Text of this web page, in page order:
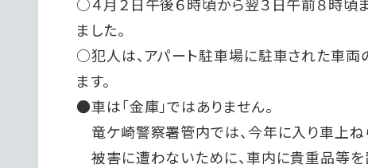
ました。
○犯人は、アパート駐車場に駐車された車両
ます。
●車は「金庫」ではありません。
竜ケ崎警察署管内では、今年に入り車上ね
被害に遭わないために、車内に貴重品等を